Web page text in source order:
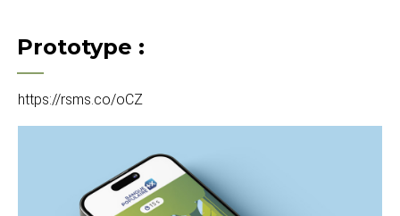
Prototype :
https://rsms.co/oCZ